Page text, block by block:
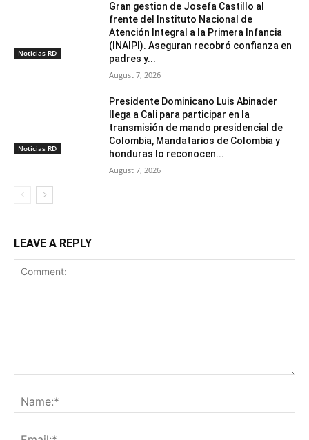
Noticias RD
Gran gestion de Josefa Castillo al
frente del Instituto Nacional de
Atención Integral a la Primera Infancia
(INAIPI). Aseguran recobró confianza en
padres y...
August 7, 2026
Noticias RD
Presidente Dominicano Luis Abinader
llega a Cali para participar en la
transmisión de mando presidencial de
Colombia, Mandatarios de Colombia y
honduras lo reconocen...
August 7, 2026
LEAVE A REPLY